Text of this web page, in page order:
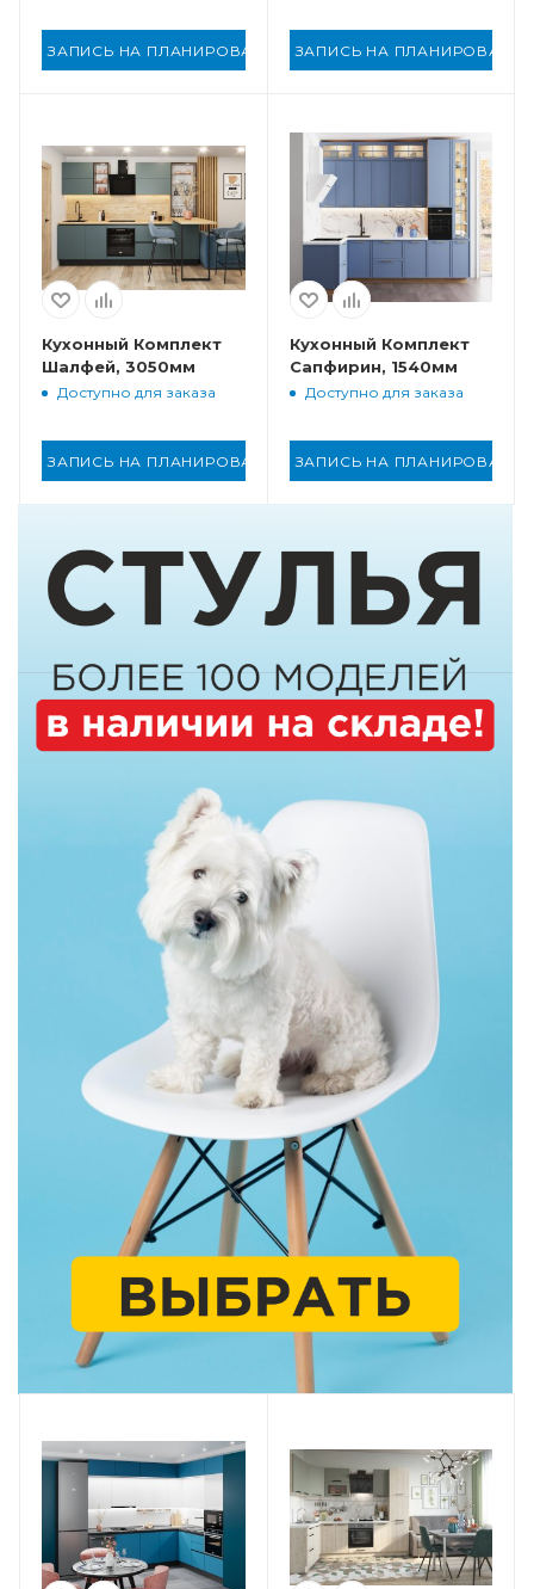
ЗАПИСЬ НА ПЛАНИРОВАНИЕ ЗАПИСЬ НА ПЛАНИРОВАНИЕ
Кухонный Комплект
Шалфей, 3050мм
Доступно для заказа
ЗАПИСЬ НА ПЛАНИРОВАНИЕ
Кухонный Комплект
Сапфирин, 1540мм
Доступно для заказа
ЗАПИСЬ НА ПЛАНИРОВАНИЕ